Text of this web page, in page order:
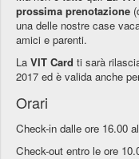
prossima prenotazione
una delle nostre case
amici e parenti.
La VIT Card ti sarà
2017 ed è valida anche
Orari
Check-in dalle ore 16.00
Check-out entro le ore